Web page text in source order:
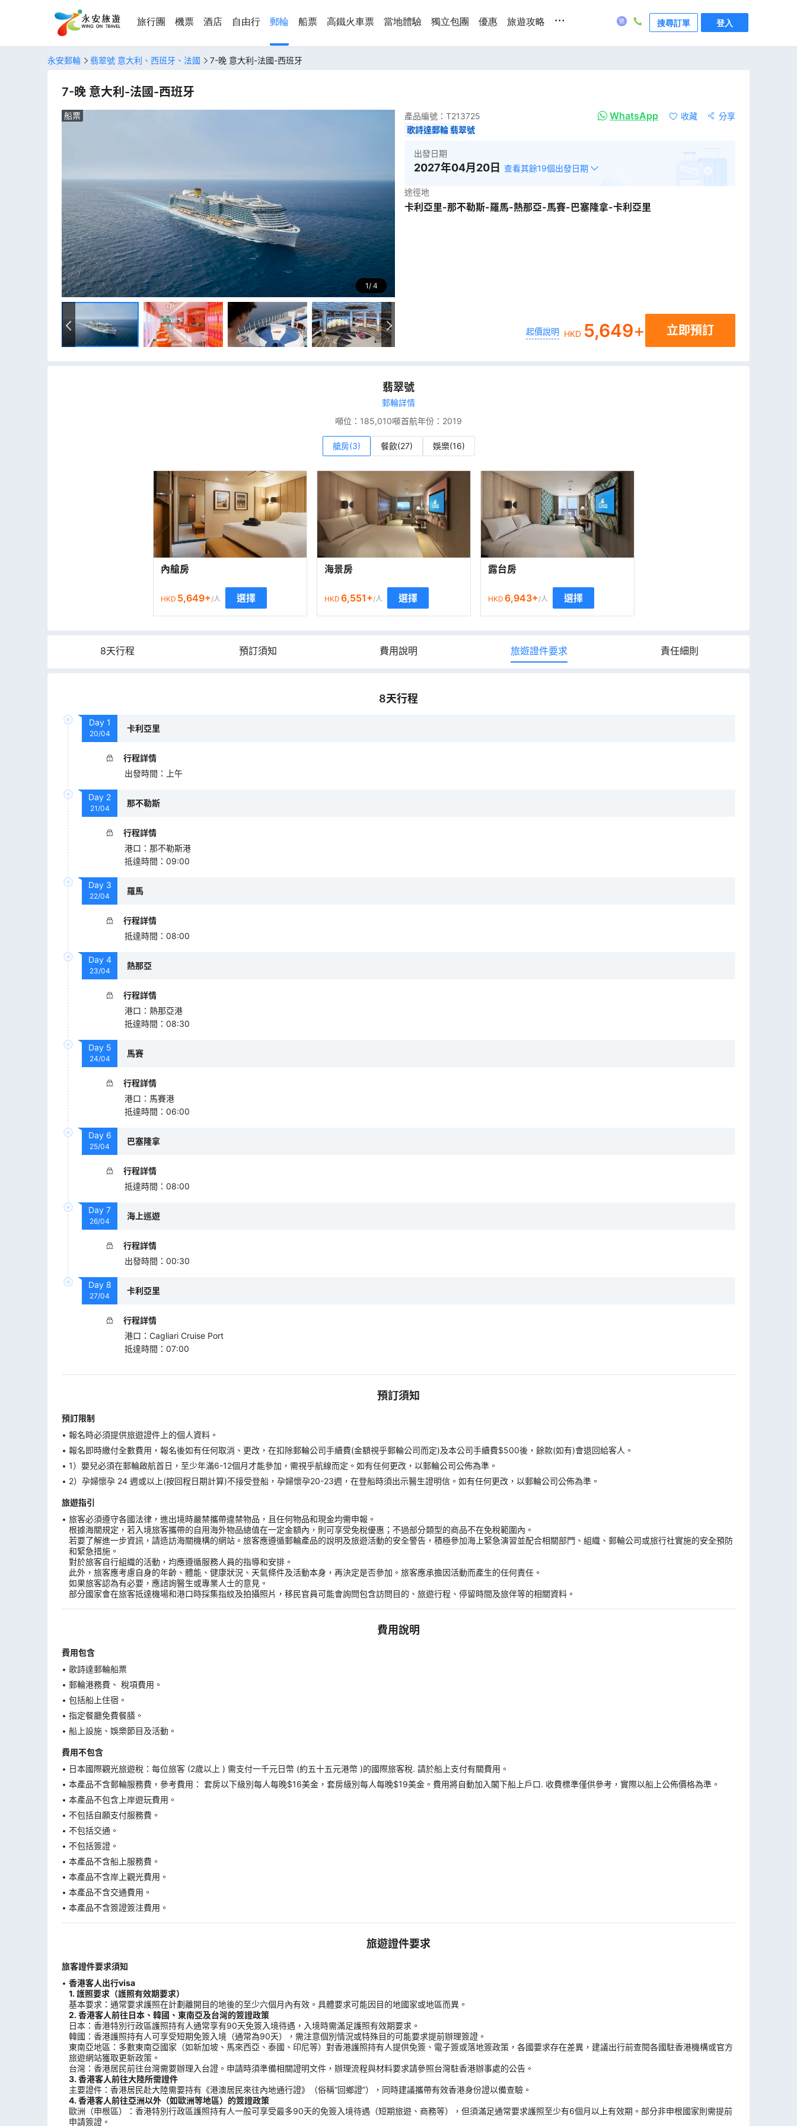
旅行團 機票 酒店 自由行 郵輪 船票 高鐵火車票 當地體驗 獨立包團 優惠 旅遊攻略 ... 搜尋訂單 登入
永安郵輪 翡翠號 意大利、西班牙、法國 7-晚 意大利-法國-西班牙
7-晚 意大利-法國-西班牙
1 4
船票 產品編號： T213725 WhatsApp 收藏
分享
歌詩達郵輪 翡翠號
出發日期
2027年04月20日 查看其餘19個出發日期
途徑地
卡利亞里-那不勒斯-羅馬-熱那亞-馬賽-巴塞隆拿-卡利亞里
起價說明 HKD 5,649+ 立即預訂
翡翠號
郵輪詳情
噸位： 185,010噸首航年份： 2019
艙房(3) 餐飲(27) 娛樂(16)
內艙房
HKD 5,649+/人 選擇
海景房
HKD 6,551+/人 選擇
露台房
HKD 6,943+/人 選擇
8天行程 預訂須知 費用說明 旅遊證件要求 責任細則
8天行程
Day 1
20/04
卡利亞里
行程詳情
出發時間 ： 上午
Day 2
21/04
那不勒斯
行程詳情
港口 ： 那不勒斯港
抵達時間 ： 09:00
Day 3
22/04
羅馬
行程詳情
抵達時間 ： 08:00
Day 4
23/04
熱那亞
行程詳情
港口 ： 熱那亞港
抵達時間 ： 08:30
Day 5
24/04
馬賽
行程詳情
港口 ： 馬賽港
抵達時間 ： 06:00
Day 6
25/04
巴塞隆拿
行程詳情
抵達時間 ： 08:00
Day 7
26/04
海上巡遊
行程詳情
出發時間 ： 00:30
Day 8
27/04
卡利亞里
行程詳情
港口 ： Cagliari Cruise Port
抵達時間 ： 07:00
預訂須知
預訂限制
報名時必須提供旅遊證件上的個人資料。
報名即時繳付全數費用，報名後如有任何取消、更改，在扣除郵輪公司手續費(金額視乎郵輪公司而定)及本公司手續費$500後，餘款(如有)會退回給客人。
1）嬰兒必須在郵輪啟航首日，至少年滿6-12個月才能參加，需視乎航線而定。如有任何更改，以郵輪公司公佈為準。
2）孕婦懷孕 24 週或以上(按回程日期計算)不接受登船，孕婦懷孕20-23週，在登船時須出示醫生證明信。如有任何更改，以郵輪公司公佈為準。
旅遊指引
旅客必須遵守各國法律，進出境時嚴禁攜帶違禁物品，且任何物品和現金均需申報。
根據海關規定，若入境旅客攜帶的自用海外物品總值在一定金額內，則可享受免稅優惠；不過部分類型的商品不在免稅範圍內。
若要了解進一步資訊，請造訪海關機構的網站。旅客應遵循郵輪產品的說明及旅遊活動的安全警告，積極參加海上緊急演習並配合相關部門、組織、郵輪公司或旅行社實施的安全預防
和緊急措施。
對於旅客自行組織的活動，均應遵循服務人員的指導和安排。
此外，旅客應考慮自身的年齡、體能、健康狀況、天氣條件及活動本身，再決定是否參加。旅客應承擔因活動而產生的任何責任。
如果旅客認為有必要，應諮詢醫生或專業人士的意見。
部分國家會在旅客抵達機場和港口時採集指紋及拍攝照片，移民官員可能會詢問包含訪問目的、旅遊行程、停留時間及旅伴等的相關資料。
費用說明
費用包含
歌詩達郵輪船票
郵輪港務費、 稅項費用。
包括船上住宿。
指定餐廳免費餐膳。
船上設施、娛樂節目及活動。
費用不包含
日本國際觀光旅遊稅：每位旅客 (2歲以上 ) 需支付一千元日幣 (約五十五元港幣 )的國際旅客稅. 請於船上支付有關費用。
本產品不含郵輪服務費，參考費用： 套房以下級別每人每晚$16美金，套房級別每人每晚$19美金。費用將自動加入閣下船上戶口. 收費標準僅供參考，實際以船上公佈價格為準。
本產品不包含上岸遊玩費用。
不包括自願支付服務費。
不包括交通。
不包括簽證。
本產品不含船上服務費。
本產品不含岸上觀光費用。
本產品不含交通費用。
本產品不含簽證簽注費用。
旅遊證件要求
旅客證件要求須知
香港客人出行visa
1. 護照要求（護照有效期要求）
基本要求：通常要求護照在計劃離開目的地後的至少六個月內有效。具體要求可能因目的地國家或地區而異。
2. 香港客人前往日本、韓國、東南亞及台灣的簽證政策
日本：香港特別行政區護照持有人通常享有90天免簽入境待遇，入境時需滿足護照有效期要求。
韓國：香港護照持有人可享受短期免簽入境（通常為90天），需注意個別情況或特殊目的可能要求提前辦理簽證。
東南亞地區：多數東南亞國家（如新加坡、馬來西亞、泰國、印尼等）對香港護照持有人提供免簽、電子簽或落地簽政策，各國要求存在差異，建議出行前查閱各國駐香港機構或官方
旅遊網站獲取更新政策。
台灣：香港居民前往台灣需要辦理入台證。申請時須準備相關證明文件，辦理流程與材料要求請參照台灣駐香港辦事處的公告。
3. 香港客人前往大陸所需證件
主要證件：香港居民赴大陸需要持有《港澳居民來往內地通行證》（俗稱“回鄉證”），同時建議攜帶有效香港身份證以備查驗。
4. 香港客人前往亞洲以外（如歐洲等地區）的簽證政策
歐洲（申根區）：香港特別行政區護照持有人一般可享受最多90天的免簽入境待遇（短期旅遊、商務等），但須滿足通常要求護照至少有6個月以上有效期。部分非申根國家則需提前
申請簽證。